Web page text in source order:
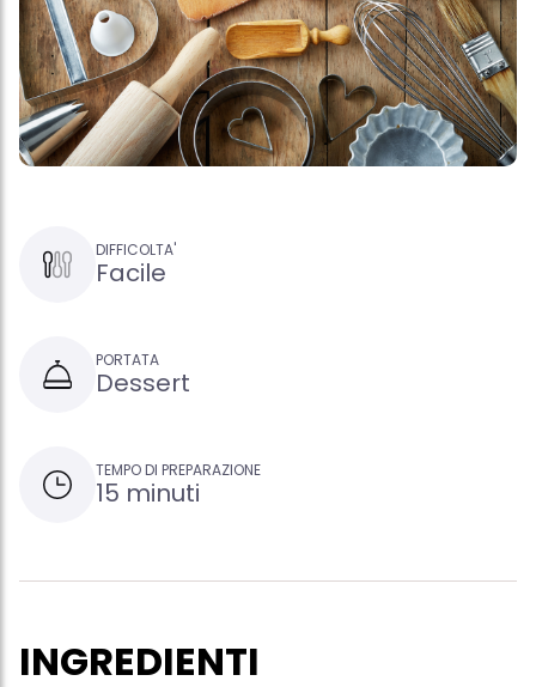
DIFFICOLTA'
Facile
PORTATA
Dessert
TEMPO DI PREPARAZIONE
15 minuti
INGREDIENTI